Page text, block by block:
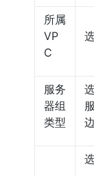
所属
VP
C
服务
器组
类型